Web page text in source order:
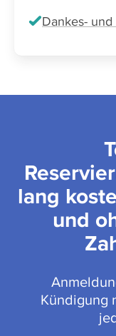
Dankes-
lang
und
Kündigung